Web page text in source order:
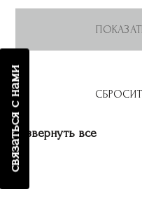
связаться с намиРазвернуть все